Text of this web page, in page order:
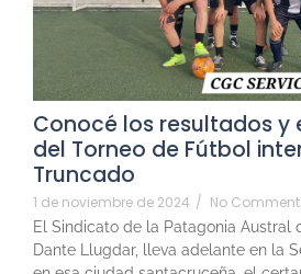
Conocé los resultados y
del Torneo de Fútbol
Truncado
1 de noviembre de 2024 / No
El Sindicato de la Patagonia Austral
Dante Llugdar, lleva adelante en la